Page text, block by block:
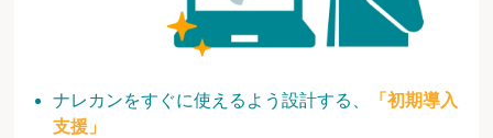
ナレカンをすぐに使えるよう設計する、
「初期導入
支援」